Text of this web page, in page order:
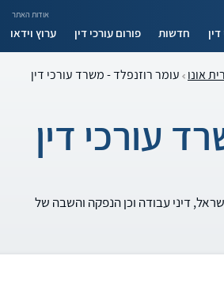
אודות האתר
חדשות פורום עורכי דין ערוץ וידאו
אונו עומר רוזנפלד - משרד עורכי דין
עורכי דין
דיני עבודה וכן הנפקה והשבה של